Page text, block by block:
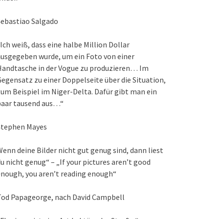
Salgado
weiß, dass eine halbe Million Dollar
wurde, um ein Foto von einer
in der Vogue zu produzieren… Im
zu einer Doppelseite über die Situation,
Beispiel im Niger-Delta. Dafür gibt man ein
tausend aus…“
Mayes
deine Bilder nicht gut genug sind, dann liest
nicht genug“ – „If your pictures aren’t good
you aren’t reading enough“
Papageorge, nach David Campbell